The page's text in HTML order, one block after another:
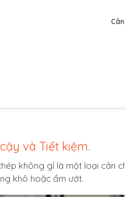
và Tiết kiệm.
không gỉ là một loại cân
khô hoặc ẩm ướt.